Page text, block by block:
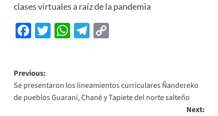
clases virtuales a raíz de la pandemia
Facebook
Twitter
WhatsApp
Telegram
Copy
Previous:
Se presentaron los lineamientos curriculares Ñandereko
de pueblos Guaraní, Chané y Tapiete del norte salteño
Next: